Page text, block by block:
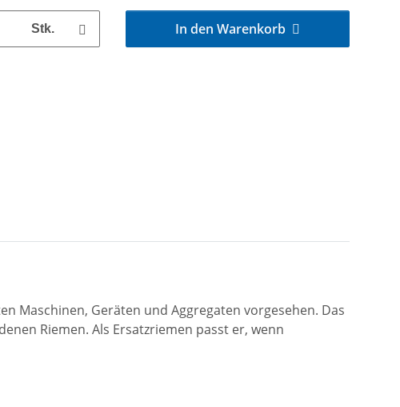
Stk. In den Warenkorb
Maschinen, Geräten und Aggregaten vorgesehen. Das
Riemen. Als Ersatzriemen passt er, wenn